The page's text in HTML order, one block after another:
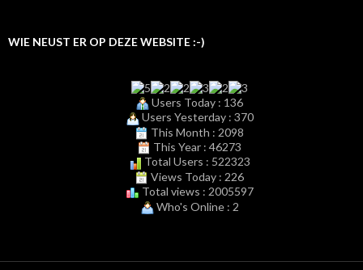
WIE NEUST ER OP DEZE WEBSITE :-)
Users Today : 136
Users Yesterday : 370
This Month : 2098
This Year : 46273
Total Users : 522323
Views Today : 226
Total views : 2005597
Who's Online : 2